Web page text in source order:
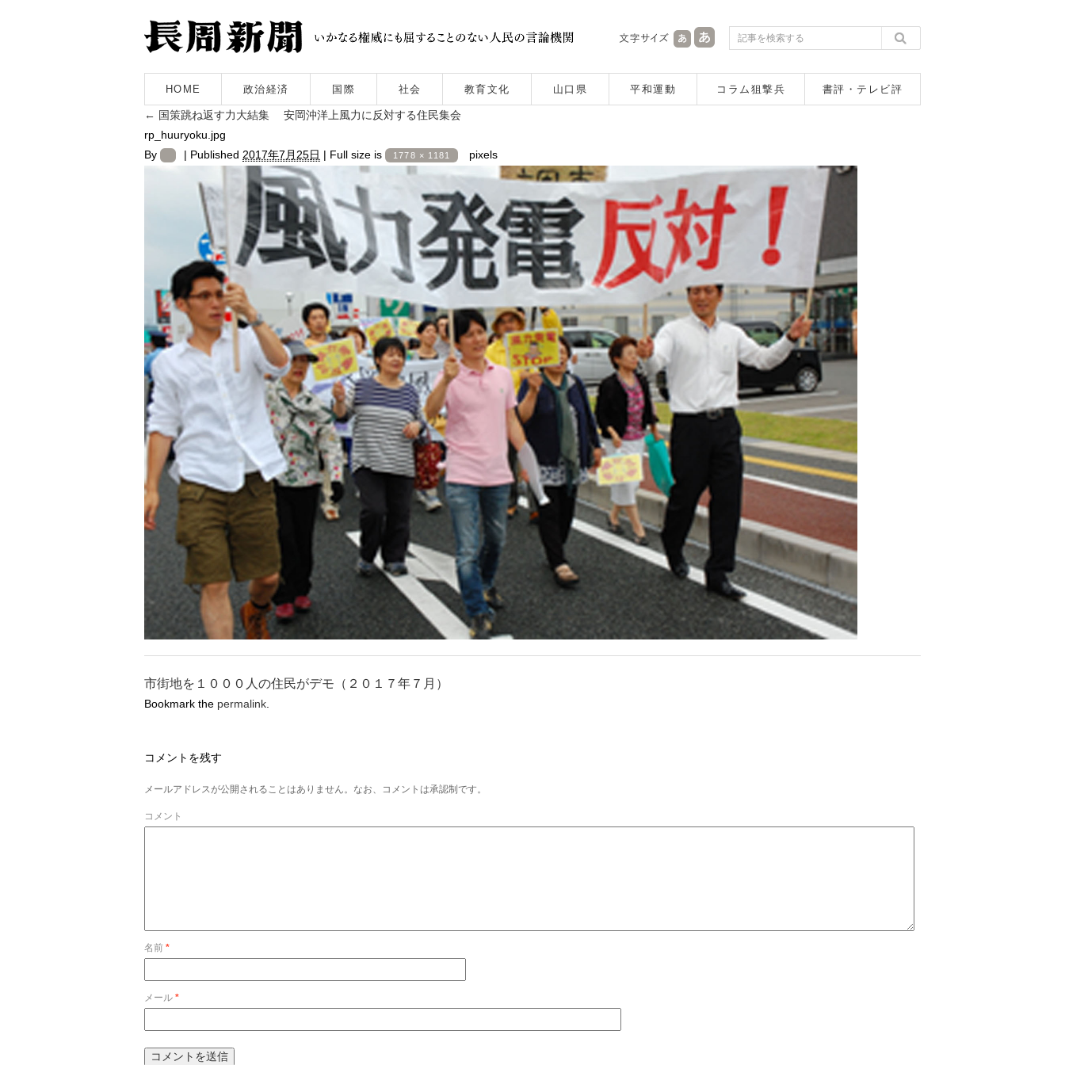
HOME 政治経済 国際 社会 教育文化 山口県 平和運動 コラム狙撃兵 書評・テレビ評
← 国策跳ね返す力大結集 安岡沖洋上風力に反対する住民集会
rp_huuryoku.jpg
By
| Published 2017年7月25日 | Full size is 1778 × 1181 pixels
市街地を１０００人の住民がデモ（２０１７年７月）
Bookmark the permalink
コメントを残す
メールアドレスが公開されることはありません。なお、コメントは承認制です。
コメント
名前 *
メール *